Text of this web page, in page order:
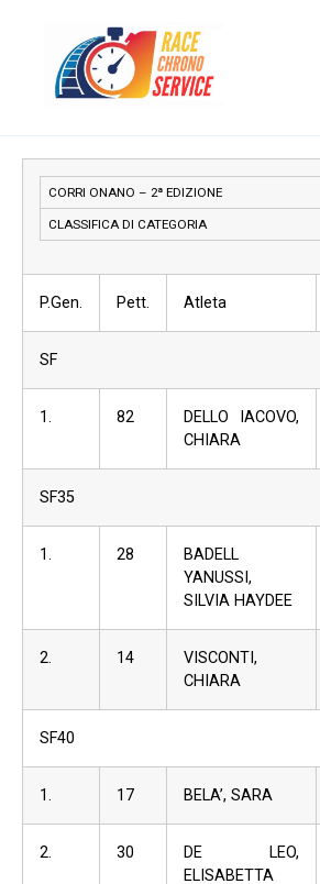
CORRI ONANO – 2ª EDIZIONE
CLASSIFICA DI CATEGORIA
P.Gen. Pett. Atleta
SF
1. 82
DELLO IACOVO,
CHIARA
SF35
1. 28
BADELL
YANUSSI,
SILVIA HAYDEE
2. 14
VISCONTI,
CHIARA
SF40
1. 17 BELA’, SARA
2. 30
DE LEO,
ELISABETTA